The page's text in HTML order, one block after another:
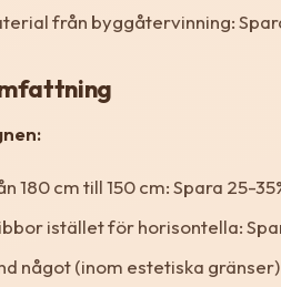
från byggåtervinning:
180 cm till 150 cm: Spara 25-
istället för horisontella:
något (inom estetiska gränser):